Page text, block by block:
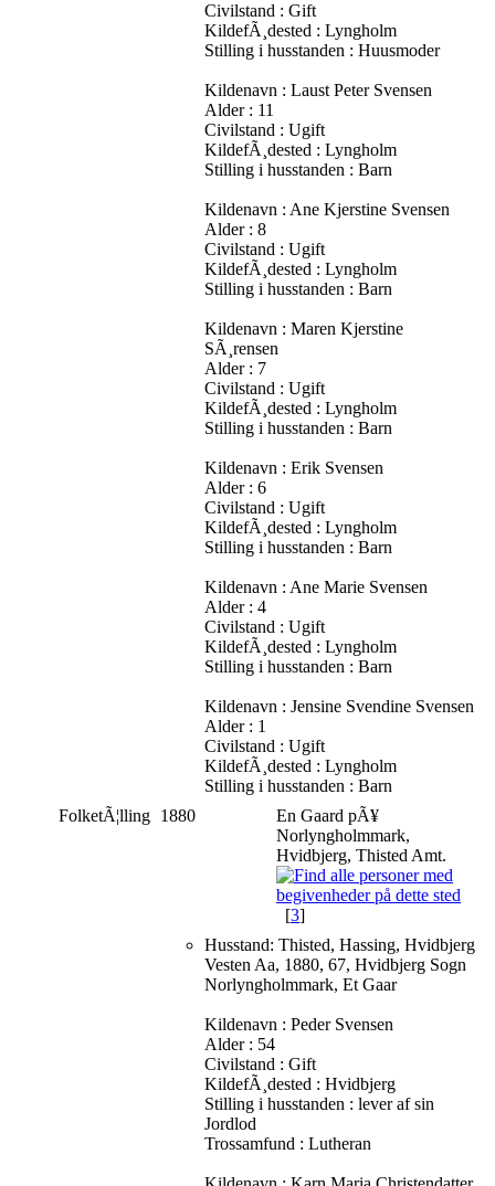
Civilstand : Gift
KildefÃ¸dested : Lyngholm
Stilling i husstanden : Huusmoder
Kildenavn : Laust Peter Svensen
Alder : 11
Civilstand : Ugift
KildefÃ¸dested : Lyngholm
Stilling i husstanden : Barn
Kildenavn : Ane Kjerstine Svensen
Alder : 8
Civilstand : Ugift
KildefÃ¸dested : Lyngholm
Stilling i husstanden : Barn
Kildenavn : Maren Kjerstine
SÃ¸rensen
Alder : 7
Civilstand : Ugift
KildefÃ¸dested : Lyngholm
Stilling i husstanden : Barn
Kildenavn : Erik Svensen
Alder : 6
Civilstand : Ugift
KildefÃ¸dested : Lyngholm
Stilling i husstanden : Barn
Kildenavn : Ane Marie Svensen
Alder : 4
Civilstand : Ugift
KildefÃ¸dested : Lyngholm
Stilling i husstanden : Barn
Kildenavn : Jensine Svendine Svensen
Alder : 1
Civilstand : Ugift
KildefÃ¸dested : Lyngholm
Stilling i husstanden : Barn
FolketÃ¦lling 1880
En Gaard pÃ¥
Norlyngholmmark,
Hvidbjerg, Thisted Amt.
[3]
Husstand: Thisted, Hassing, Hvidbjerg
Vesten Aa, 1880, 67, Hvidbjerg Sogn
Norlyngholmmark, Et Gaar
Kildenavn : Peder Svensen
Alder : 54
Civilstand : Gift
KildefÃ¸dested : Hvidbjerg
Stilling i husstanden : lever af sin
Jordlod
Trossamfund : Lutheran